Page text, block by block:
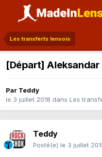
Les transferts lensois
[Départ]
Par Teddy
le 3 juillet 2018 dans Les
Teddy
Posté(e) le 3 juillet